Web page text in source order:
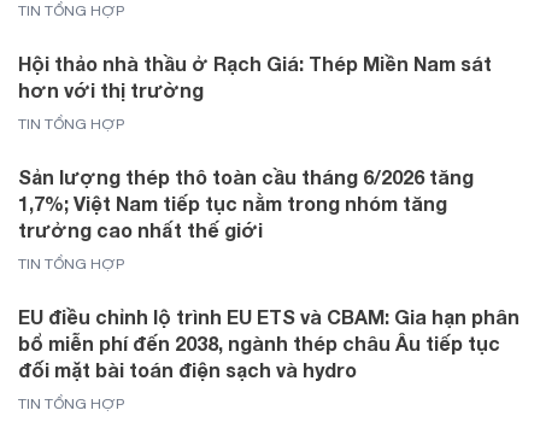
TIN TỔNG HỢP
Hội thảo nhà thầu ở Rạch Giá: Thép Miền Nam sát
hơn với thị trường
TIN TỔNG HỢP
Sản lượng thép thô toàn cầu tháng 6/2026 tăng
1,7%; Việt Nam tiếp tục nằm trong nhóm tăng
trưởng cao nhất thế giới
TIN TỔNG HỢP
EU điều chỉnh lộ trình EU ETS và CBAM: Gia hạn phân
bổ miễn phí đến 2038, ngành thép châu Âu tiếp tục
đối mặt bài toán điện sạch và hydro
TIN TỔNG HỢP